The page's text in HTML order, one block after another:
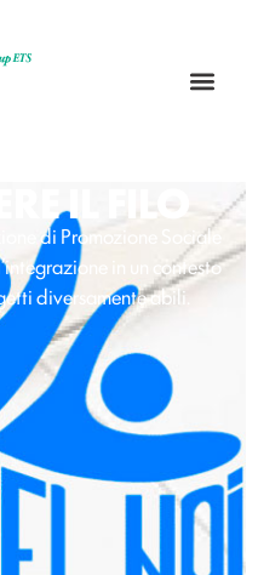
IL FILO
di Promozione Sociale
in un contesto
diversamente abili.